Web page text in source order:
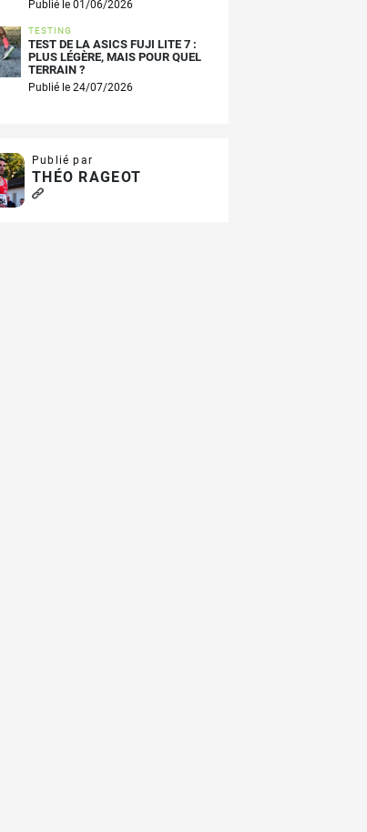
Publié le 01/06/2026
TESTING
TEST DE LA ASICS FUJI LITE 7 :
PLUS LÉGÈRE, MAIS POUR QUEL
TERRAIN ?
Publié le 24/07/2026
Publié par
THÉO RAGEOT